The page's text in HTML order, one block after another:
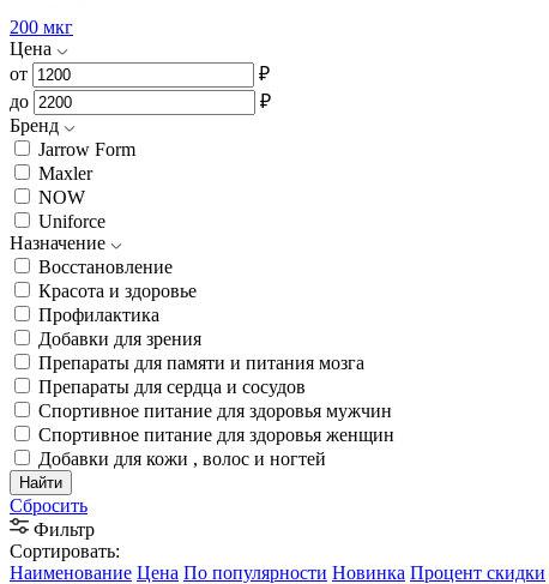
200 мкг
Цена
от
₽
до
₽
Бренд
Jarrow Form
Maxler
NOW
Uniforce
Назначение
Восстановление
Красота и здоровье
Профилактика
Добавки для зрения
Препараты для памяти и питания мозга
Препараты для сердца и сосудов
Спортивное питание для здоровья мужчин
Спортивное питание для здоровья женщин
Добавки для кожи , волос и ногтей
Найти
Сбросить
Фильтр
Сортировать:
Наименование Цена По популярности Новинка Процент скидки